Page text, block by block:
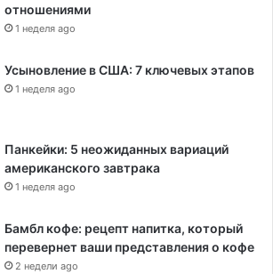
отношениями
1 неделя ago
Усыновление в США: 7 ключевых этапов
1 неделя ago
Панкейки: 5 неожиданных вариаций
американского завтрака
1 неделя ago
Бамбл кофе: рецепт напитка, который
перевернет ваши представления о кофе
2 недели ago